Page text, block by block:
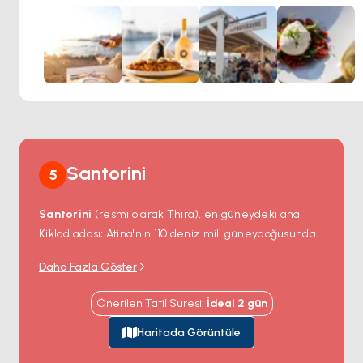
yüksek standartlara öncelik veririz. Yemek felsefemiz taze
malzemeler, geleneksel pişirme teknikleri ve yenilikçi
yaratıcılık etrafında kuruludur, bunun sonucunda da
mevsimlere göre değişen dinamik bir menü ortaya çıkar.
Yemeklerini tamamlayan, hem ulaşılabilir hem de üst
düzey seçkileri içeren ve çoğu kadehte de sipariş
5 Santorini
Santorini (resmi olarak Thira), en güneydeki ana
Kiklad adası; Atina'nın 110 deniz mili güneydoğusunda
kısmı. MÖ 1627Minos patlaması
medeniyetindeki en büyük volkanik olay) tek dairesel
bir adanın merkezini 390 metre derinliğinde 12
kilometre genişliğinde sular altında kalmış kalderaya
çökertti; orijinal kenarın dört hilal şeklinde parçasını
Daha Fazla Göster
Önerilen Tatil Süresi: İdeal 2 gün
Haritada Görüntüle